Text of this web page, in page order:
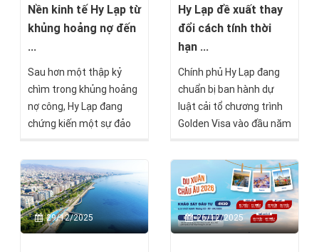
Nền kinh tế Hy Lạp từ
khủng hoảng nợ đến
...
Sau hơn một thập kỷ
chìm trong khủng hoảng
nợ công, Hy Lạp đang
chứng kiến một sự đảo
lịch sử kinh tế châu Âu.
Quốc gia từng bên bờ
vực phá sản nay trở
thành điểm đến mới của
dòng vốn quốc tế, thu
Hy Lạp đề xuất thay
đổi cách tính thời
hạn ...
Chính phủ Hy Lạp đang
chuẩn bị ban hành dự
luật cải tổ chương trình
Golden Visa vào đầu năm
khắc phục các bất cập
tồn tại trong thời hạn
hiệu lực thẻ cư trú, đồng
thời đơn giản hóa quy
trình gia hạn và đoàn tụ
29/12/2025 26/12/2025